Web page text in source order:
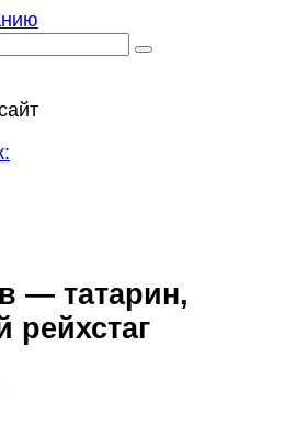
— татарин,
рейхстаг